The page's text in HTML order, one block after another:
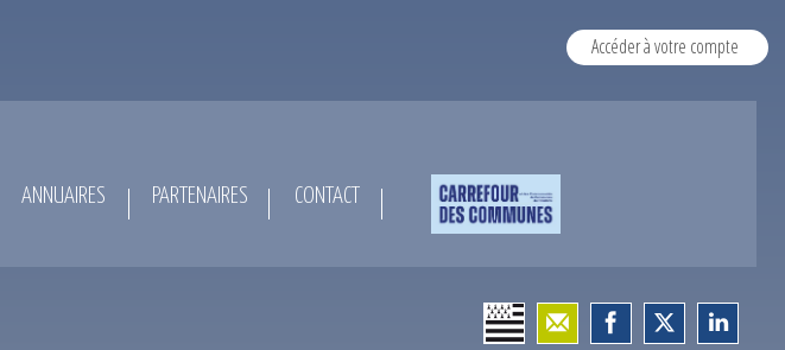
Accéder à votre compte
ANNUAIRES PARTENAIRES CONTACT